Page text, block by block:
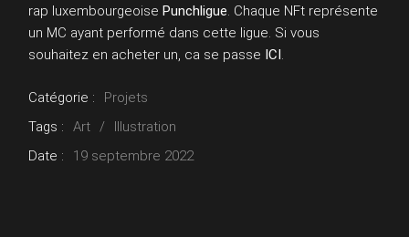
rap luxembourgeoisePunchligue. Chaque NFt représente
un MC ayant performé dans cette ligue. Si vous
souhaitez en acheter un, ca se passe ICI.
Catégorie :
Projets
Tags :
Art
Illustration
Date :
19 septembre 2022